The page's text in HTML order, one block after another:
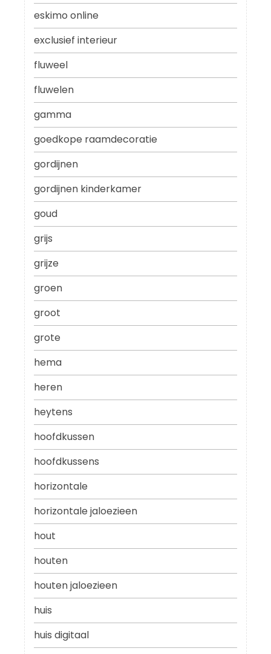
eskimo online
exclusief interieur
fluweel
fluwelen
gamma
goedkope raamdecoratie
gordijnen
gordijnen kinderkamer
goud
grijs
grijze
groen
groot
grote
hema
heren
heytens
hoofdkussen
hoofdkussens
horizontale
horizontale jaloezieen
hout
houten
houten jaloezieen
huis
huis digitaal